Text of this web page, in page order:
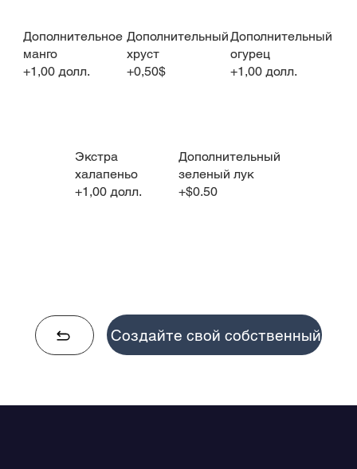
Дополнительное
манго
+1,00 долл.
Дополнительный
хруст
+0,50$
Дополнительный
огурец
+1,00 долл.
Экстра
халапеньо
+1,00 долл.
Дополнительный
зеленый лук
+$0.50
Создайте свой собственный